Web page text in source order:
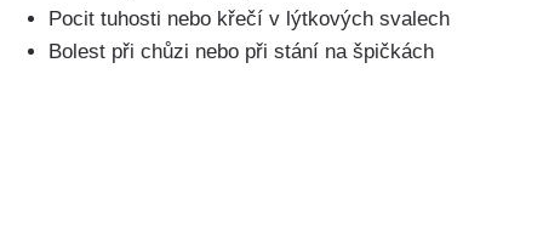
Pocit tuhosti nebo⁢ křečí v lýtkových svalech
Bolest​ při chůzi nebo při stání na⁢ špičkách